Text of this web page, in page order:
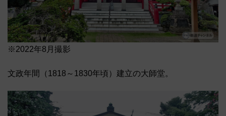
※2022年8月撮影
文政年間（1818～1830年頃）建立の大師堂。